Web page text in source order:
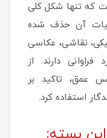
که تنها شکل کلی
آن حذف شده
نقاشی، عکاسی
دارند. از
عمق، تاکید بر
استفاده کرد.